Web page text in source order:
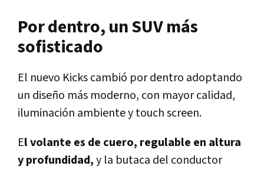
Por dentro, un SUV más
sofisticado
El nuevo Kicks cambió por dentro adoptando
un diseño más moderno, con mayor calidad,
iluminación ambiente y touch screen.
El volante es de cuero, regulable en altura
y profundidad,y la butaca del conductor